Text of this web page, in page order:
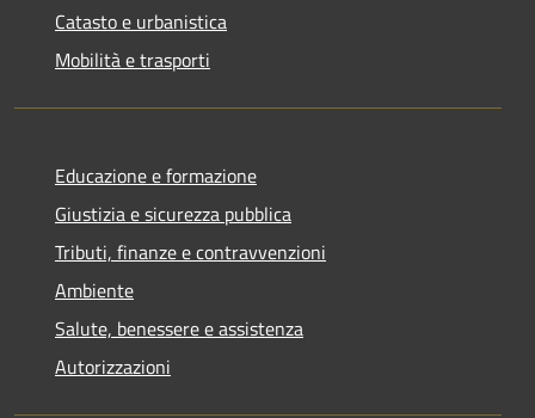
Catasto e urbanistica
Mobilità e trasporti
Educazione e formazione
Giustizia e sicurezza pubblica
Tributi, finanze e contravvenzioni
Ambiente
Salute, benessere e assistenza
Autorizzazioni